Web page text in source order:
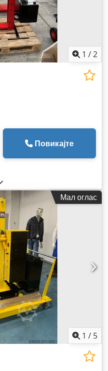
1 /2
Повикајте
Мал оглас
1 / 5